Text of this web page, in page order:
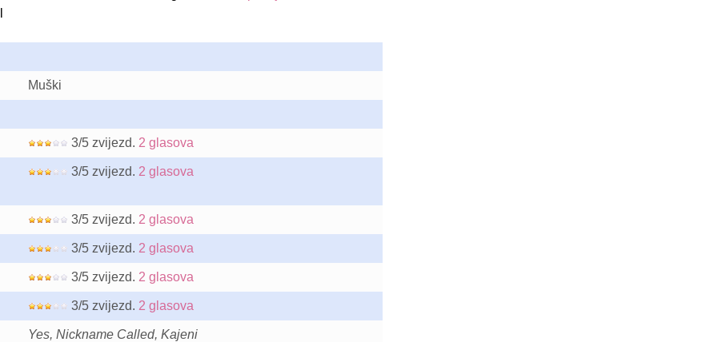
Muški
3/5 zvijezd. 2 glasova
3/5 zvijezd. 2 glasova
3/5 zvijezd. 2 glasova
3/5 zvijezd. 2 glasova
3/5 zvijezd. 2 glasova
3/5 zvijezd. 2 glasova
Yes, Nickname Called, Kajeni